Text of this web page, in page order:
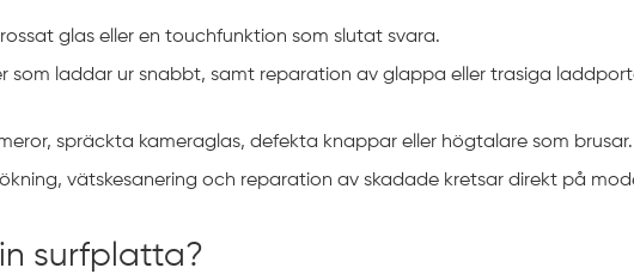
glas eller en touchfunktion som slutat svara.
som laddar ur snabbt, samt reparation av glappa eller trasiga
spräckta kameraglas, defekta knappar eller högtalare som brusar.
vätskesanering och reparation av skadade kretsar direkt på
surfplatta?